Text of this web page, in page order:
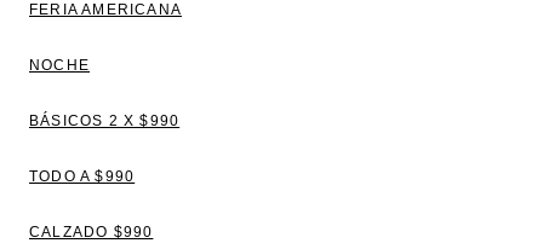
FERIA AMERICANA
NOCHE
BÁSICOS 2 X $990
TODO A $990
CALZADO $990